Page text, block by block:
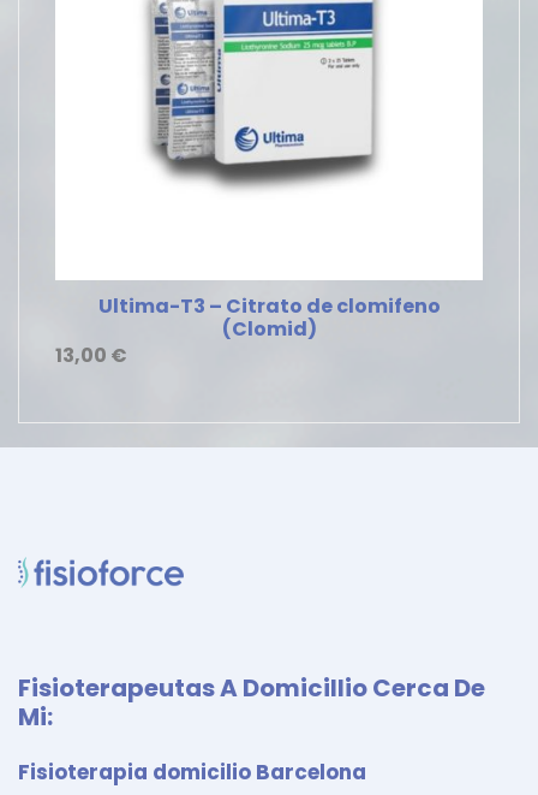
Ultima-T3 – Citrato de clomifeno
(Clomid)
13,00 €
Fisioterapeutas A Domicillio Cerca De
Mi:
Fisioterapia domicilio Barcelona